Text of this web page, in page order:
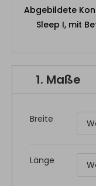
Abgebildete
Sleep I, mit
1. Maße
Breite
Länge